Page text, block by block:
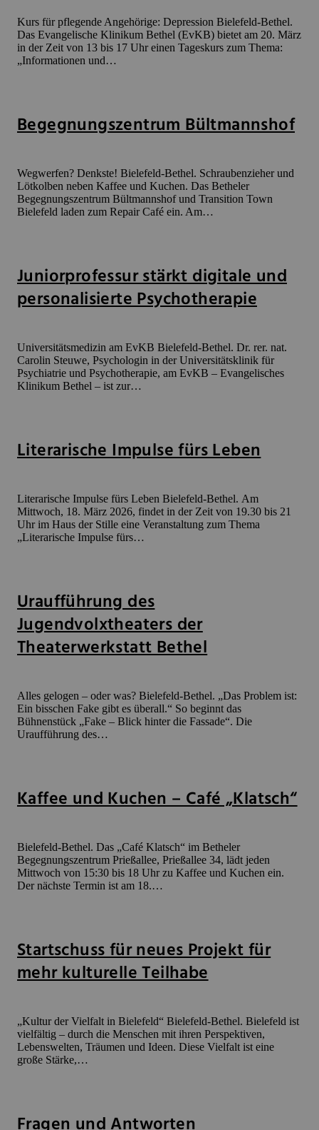
Kurs für pflegende Angehörige: Depression Bielefeld-Bethel.
Das Evangelische Klinikum Bethel (EvKB) bietet am 20. März
in der Zeit von 13 bis 17 Uhr einen Tageskurs zum Thema:
„Informationen und…
Begegnungszentrum Bültmannshof
Wegwerfen? Denkste! Bielefeld-Bethel. Schraubenzieher und
Lötkolben neben Kaffee und Kuchen. Das Betheler
Begegnungszentrum Bültmannshof und Transition Town
Bielefeld laden zum Repair Café ein. Am…
Juniorprofessur stärkt digitale und
personalisierte Psychotherapie
Universitätsmedizin am EvKB Bielefeld-Bethel. Dr. rer. nat.
Carolin Steuwe, Psychologin in der Universitätsklinik für
Psychiatrie und Psychotherapie, am EvKB – Evangelisches
Klinikum Bethel – ist zur…
Literarische Impulse fürs Leben
Literarische Impulse fürs Leben Bielefeld-Bethel. Am
Mittwoch, 18. März 2026, findet in der Zeit von 19.30 bis 21
Uhr im Haus der Stille eine Veranstaltung zum Thema
„Literarische Impulse fürs…
Uraufführung des
Jugendvolxtheaters der
Theaterwerkstatt Bethel
Alles gelogen – oder was? Bielefeld-Bethel. „Das Problem ist:
Ein bisschen Fake gibt es überall.“ So beginnt das
Bühnenstück „Fake – Blick hinter die Fassade“. Die
Uraufführung des…
Kaffee und Kuchen – Café „Klatsch“
Bielefeld-Bethel. Das „Café Klatsch“ im Betheler
Begegnungszentrum Prießallee, Prießallee 34, lädt jeden
Mittwoch von 15:30 bis 18 Uhr zu Kaffee und Kuchen ein.
Der nächste Termin ist am 18.…
Startschuss für neues Projekt für
mehr kulturelle Teilhabe
„Kultur der Vielfalt in Bielefeld“ Bielefeld-Bethel. Bielefeld ist
vielfältig – durch die Menschen mit ihren Perspektiven,
Lebenswelten, Träumen und Ideen. Diese Vielfalt ist eine
große Stärke,…